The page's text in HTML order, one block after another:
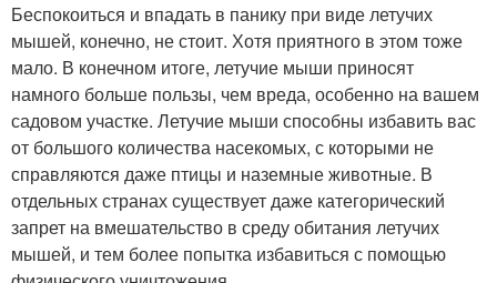
Беспокоиться и впадать в панику при виде летучих
мышей, конечно, не стоит. Хотя приятного в этом тоже
мало. В конечном итоге, летучие мыши приносят
намного больше пользы, чем вреда, особенно на вашем
садовом участке. Летучие мыши способны избавить вас
от большого количества насекомых, с которыми не
справляются даже птицы и наземные животные. В
отдельных странах существует даже категорический
запрет на вмешательство в среду обитания летучих
мышей, и тем более попытка избавиться с помощью